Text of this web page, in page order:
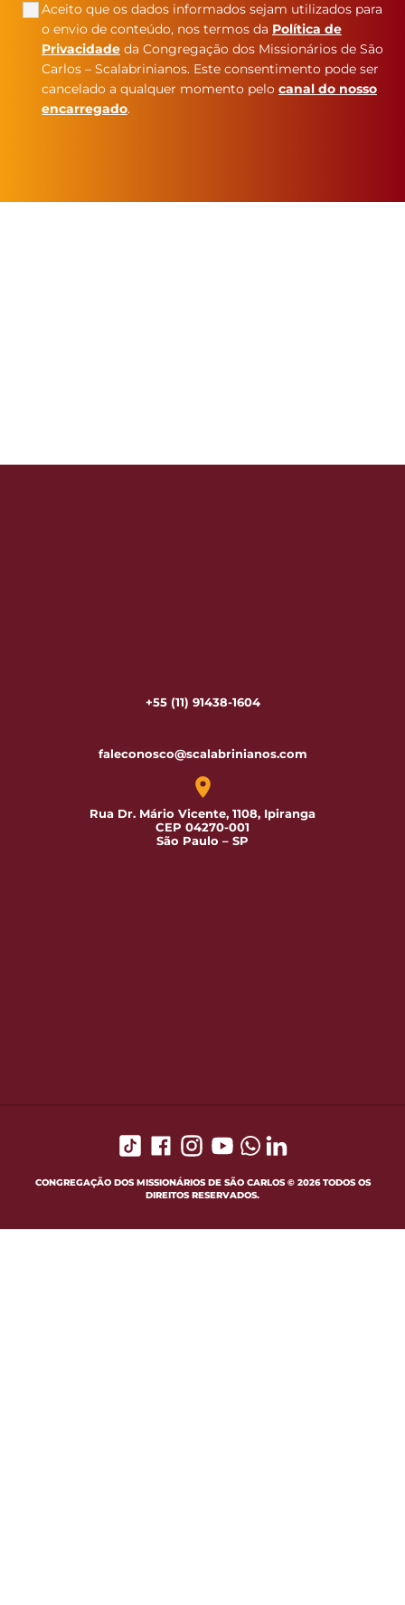
Aceito que os dados informados sejam utilizados para
o envio de conteúdo, nos termos da Política de
Privacidade da Congregação dos Missionários de São
Carlos – Scalabrinianos. Este consentimento pode ser
cancelado a qualquer momento pelo canal do nosso
encarregado.
+55 (11) 91438-1604
faleconosco@scalabrinianos.com
Rua Dr. Mário Vicente, 1108, Ipiranga
CEP 04270-001
São Paulo – SP
CONGREGAÇÃO DOS MISSIONÁRIOS DE SÃO CARLOS © 2026 TODOS OS
DIREITOS RESERVADOS.